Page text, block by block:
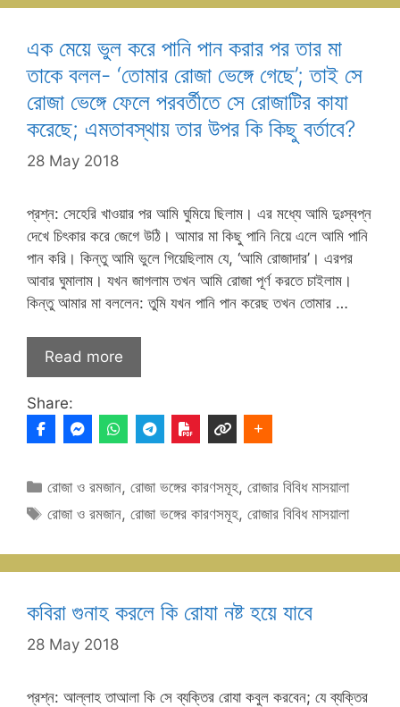
এক মেয়ে ভুল করে পানি পান করার পর তার মা
তাকে বলল- ‘তোমার রোজা ভেঙ্গে গেছে’; তাই সে
রোজা ভেঙ্গে ফেলে পরবর্তীতে সে রোজাটির কাযা
করেছে; এমতাবস্থায় তার উপর কি কিছু বর্তাবে?
28 May 2018
প্রশ্ন: সেহেরি খাওয়ার পর আমি ঘুমিয়ে ছিলাম। এর মধ্যে আমি দুঃস্বপ্ন
দেখে চিৎকার করে জেগে উঠি। আমার মা কিছু পানি নিয়ে এলে আমি পানি
পান করি। কিন্তু আমি ভুলে গিয়েছিলাম যে, ‘আমি রোজাদার’। এরপর
আবার ঘুমালাম। যখন জাগলাম তখন আমি রোজা পূর্ণ করতে চাইলাম।
কিন্তু আমার মা বললেন: তুমি যখন পানি পান করেছ তখন তোমার …
Read more
Share:
Categories
রোজা ও রমজান,রোজা ভঙ্গের কারণসমূহ,রোজার বিবিধ মাসয়ালা
Tags
রোজা ও রমজান,রোজা ভঙ্গের কারণসমূহ,রোজার বিবিধ মাসয়ালা
কবিরা গুনাহ করলে কি রোযা নষ্ট হয়ে যাবে
28 May 2018
প্রশ্ন: আল্লাহ তাআলা কি সে ব্যক্তির রোযা কবুল করবেন; যে ব্যক্তির